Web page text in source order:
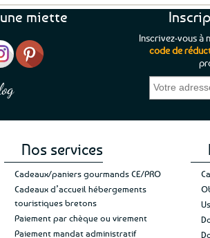
variations.
Les
peuvent
être
pour
M.
“J’ai mis 5 étoiles parce que je pouvais
en mettre 6 ;)
Je suis plus que satisfaite de mon achat
de ma livraison. Ne changez rien”Jade
miette
Inscrivez-vous à
code de
Nos services
Cadeaux/paniers gourmands CE/PRO
Cadeaux d’accueil hébergements
touristiques bretons
Paiement par chèque ou virement
Paiement mandat administratif